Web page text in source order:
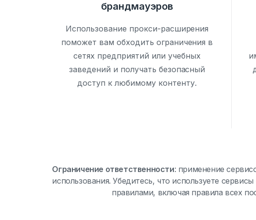
брандмауэров
Использование прокси-расширения
поможет вам обходить ограничения в
сетях предприятий или учебных
заведений и получать безопасный
доступ к любимому контенту.
Ограничение ответственности: применение
использования. Убедитесь, что используете
правилами, включая правила всех